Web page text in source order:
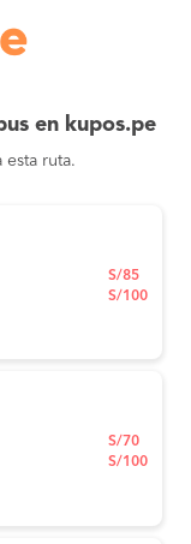
en kupos.pe
ruta.
S/85
S/100
S/70
S/100